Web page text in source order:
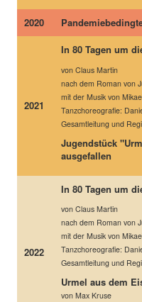
2020
2021
In 80
von Claus Martin
nach dem Roman von
mit der Musik von
Tanzchoreografie:
Gesamtleitung und
Jugendstück
ausgefallen
2022
In 80 Tagen um
von
nach dem Roman von
mit der Musik von
Tanzchoreografie:
Gesamtleitung und
Urmel aus dem
von Max Kruse